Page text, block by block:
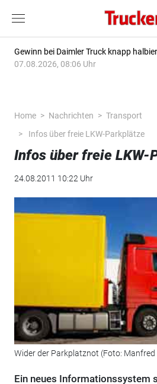
Gewinn bei Daimler Truck knapp
07.08.2026, 08:06 Uhr
Home Nachrichten
Transport
Infos über freie LKW-Parkplätze
Infos über freie LKW-
24.08.2011 10:22 Uhr
Wider der Parkplatznot (Foto:
Ein neues Informationssystem